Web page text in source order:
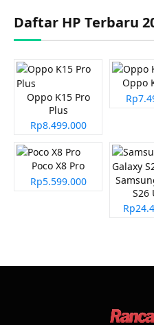
Daftar HP Terbaru
Oppo K15 Pro
Plus
Rp8.499.000
Oppo
Poco X8 Pro
Rp5.599.000
S26